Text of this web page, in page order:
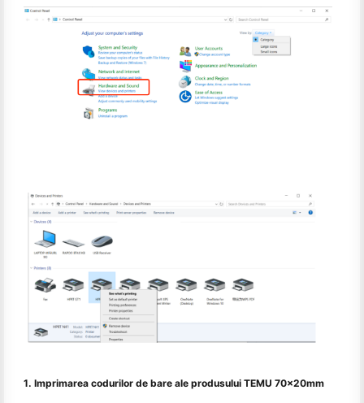
1. Imprimarea codurilor de bare ale produsului TEMU 70x20mm